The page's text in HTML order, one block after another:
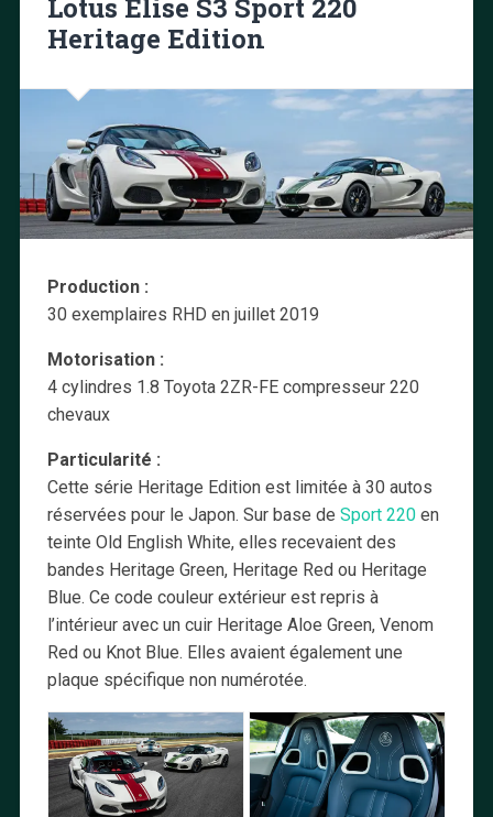
Lotus Elise S3 Sport 220
Heritage Edition
Production :
30 exemplaires RHD en juillet 2019
Motorisation :
4 cylindres 1.8 Toyota 2ZR-FE compresseur 220
chevaux
Particularité :
Cette série Heritage Edition est limitée à 30 autos
réservées pour le Japon. Sur base de Sport 220en
teinte Old English White, elles recevaient des
bandes Heritage Green, Heritage Red ou Heritage
Blue. Ce code couleur extérieur est repris à
l’intérieur avec un cuir Heritage Aloe Green, Venom
Red ou Knot Blue. Elles avaient également une
plaque spécifique non numérotée.